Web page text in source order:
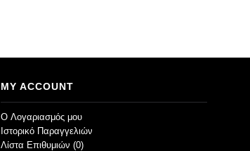
MY ACCOUNT
O Λογαριασμός μου
Ιστορικό Παραγγελιών
Λίστα Επιθυμιών (0)